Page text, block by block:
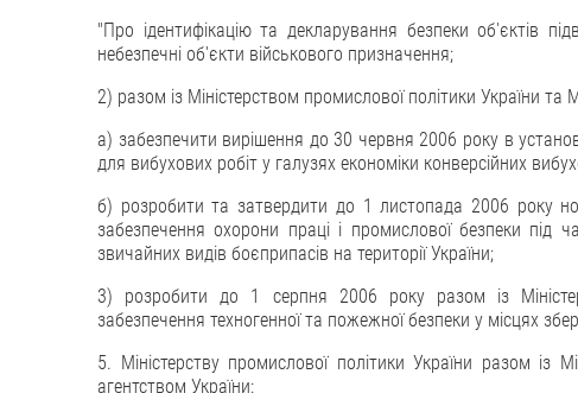
"Про ідентифікацію та декларування безпеки об'єктів
небезпечні об'єкти військового призначення;
2) разом із Міністерством промислової політики України та
а) забезпечити вирішення до 30 червня 2006 року в
для вибухових робіт у галузях економіки конверсійних
б) розробити та затвердити до 1 листопада 2006 року
забезпечення охорони праці і промислової безпеки під
звичайних видів боєприпасів на території України;
3) розробити до 1 серпня 2006 року разом із
забезпечення техногенної та пожежної безпеки у місцях
5. Міністерству промислової політики України разом із
агентством України: